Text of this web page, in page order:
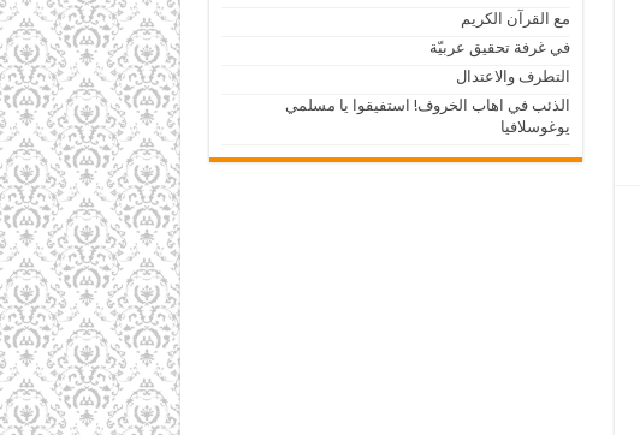
مع القرآن الكريم
في غرفة تحقيق عربيّة
التطرف والاعتدال
الذئب في اهاب الخروف! استفيقوا يا مسلمي
يوغوسلافيا